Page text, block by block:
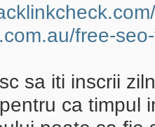
free-
sa iti inscrii
ca timpul